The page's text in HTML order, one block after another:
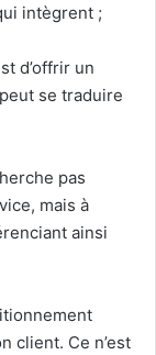
intègrent ;
d’offrir un
se traduire
pas
mais à
ainsi
client. Ce n’est